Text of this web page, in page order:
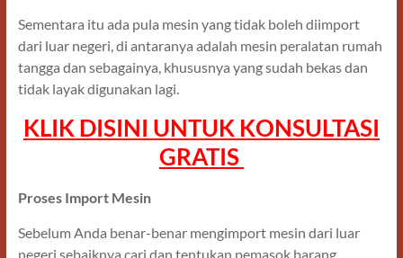
Sementara itu ada pula mesin yang tidak boleh diimport
dari luar negeri, di antaranya adalah mesin peralatan rumah
tangga dan sebagainya, khususnya yang sudah bekas dan
tidak layak digunakan lagi.
KLIK DISINI UNTUK KONSULTASI
GRATIS
Proses Import Mesin
Sebelum Anda benar-benar mengimport mesin dari luar
negeri sebaiknya cari dan tentukan pemasok barang